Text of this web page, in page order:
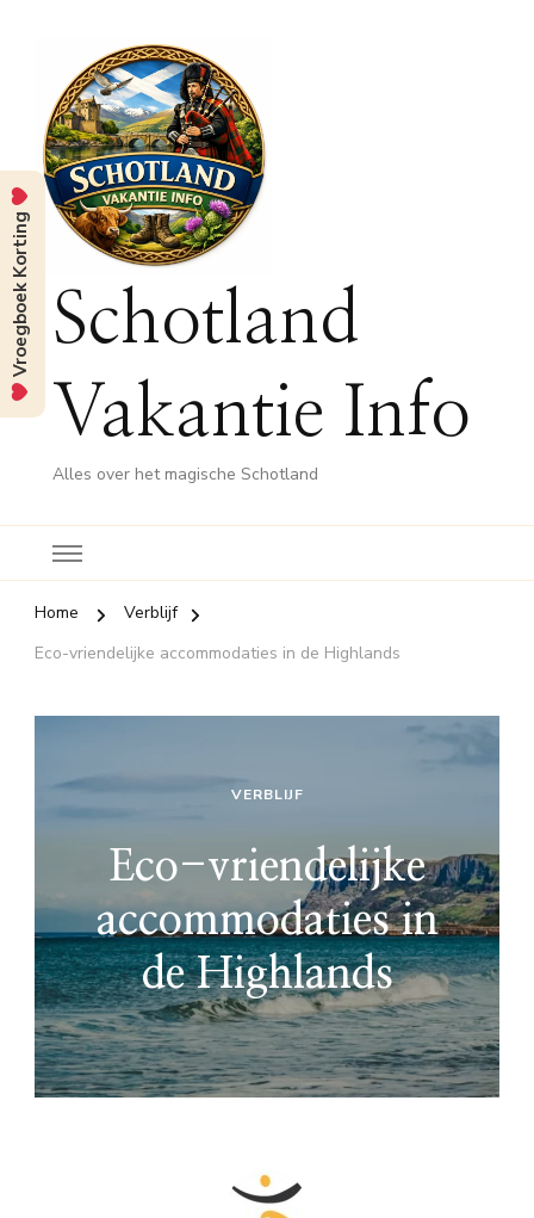
Schotland
Vakantie Info
Alles over het magische Schotland
Home
Verblijf
Eco-vriendelijke accommodaties in de Highlands
VERBLIJF
Eco-vriendelijke
accommodaties in
de Highlands
Vroegboek Korting